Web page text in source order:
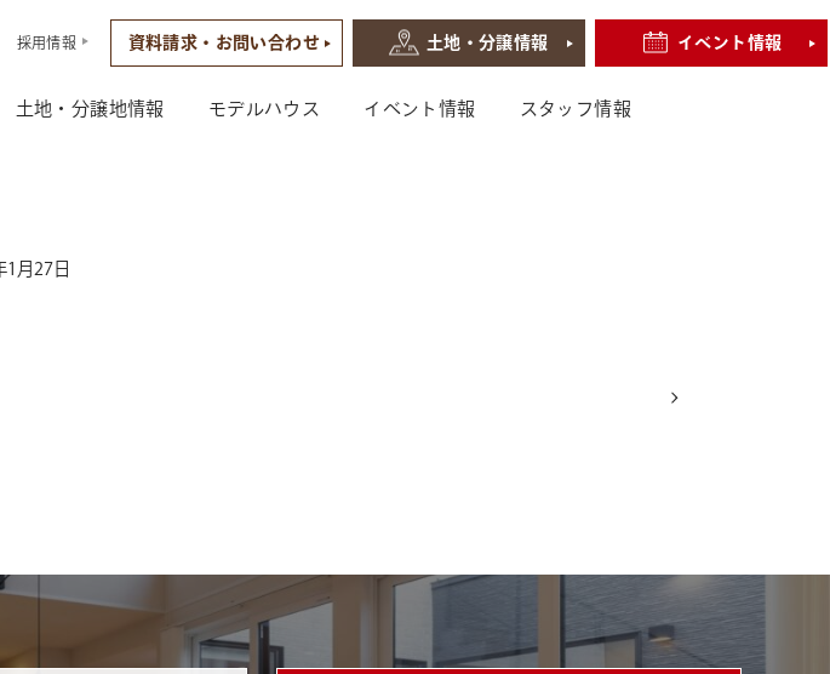
採用情報 資料請求・お問い合わせ 土地・分譲情報 イベント情報
土地・分譲地情報 モデルハウス イベント情報 スタッフ情報
1月27日